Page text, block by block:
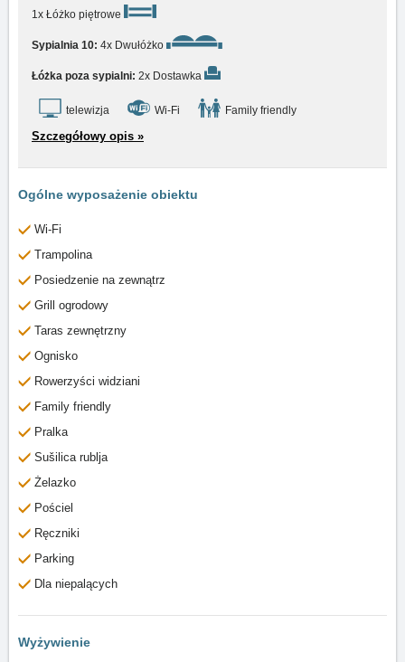
1x Łóżko piętrowe
Sypialnia 10: 4x Dwułóżko
Łóżka poza sypialni: 2x Dostawka
telewizja Wi-Fi Family friendly
Szczegółowy opis »
Ogólne wyposażenie obiektu
Wi-Fi
Trampolina
Posiedzenie na zewnątrz
Grill ogrodowy
Taras zewnętrzny
Ognisko
Rowerzyści widziani
Family friendly
Pralka
Sušilica rublja
Żelazko
Pościel
Ręczniki
Parking
Dla niepalących
Wyżywienie